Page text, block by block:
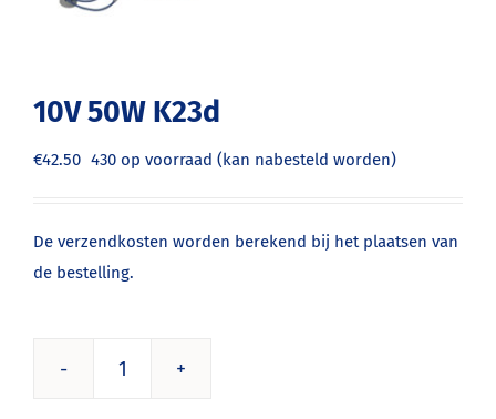
10V 50W K23d
€42.50 430 op voorraad (kan nabesteld worden)
De verzendkosten worden berekend bij het plaatsen van
de bestelling.
10V